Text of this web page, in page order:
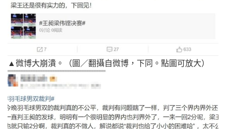
▲微博大崩潰。（圖／翻攝自微博，下同。點圖可放大）